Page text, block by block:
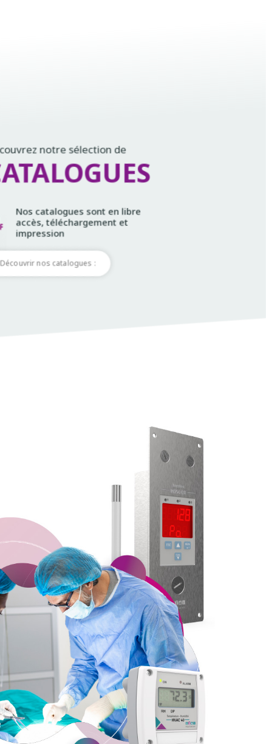
notre sélection de
Nos catalogues sont en libre
accès, téléchargement et
impression
Découvrir nos catalogues :